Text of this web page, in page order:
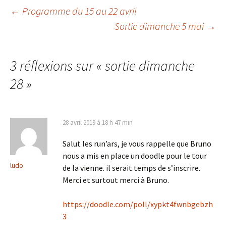
Navigation
des
articles
← Programme du 15 au 22 avril
Sortie dimanche 5 mai →
3 réflexions sur «sortie dimanche
28»
ludo
28 avril 2019 à 18 h 47 min
Salut les run’ars, je vous rappelle que Bruno
nous a mis en place un doodle pour le tour
de la vienne. il serait temps de s’inscrire.
Merci et surtout merci à Bruno.
https://doodle.com/poll/xypkt4fwnbgebzh
3